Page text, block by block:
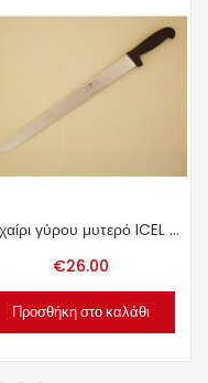
Μαχαίρι γύρου μυτερό ICEL – ΙΝΟΧ 36cm.
€26.00
Προσθήκη στο καλάθι